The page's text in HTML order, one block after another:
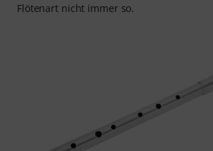
Flötenart nicht immer so.